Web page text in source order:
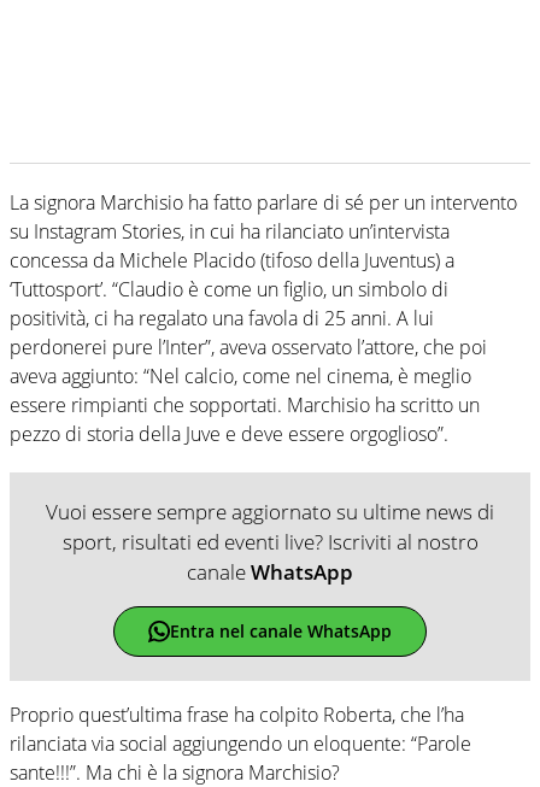
La signora Marchisio ha fatto parlare di sé per un intervento
su Instagram Stories, in cui ha rilanciato un’intervista
concessa da Michele Placido (tifoso della Juventus) a
‘Tuttosport’. “Claudio è come un figlio, un simbolo di
positività, ci ha regalato una favola di 25 anni. A lui
perdonerei pure l’Inter”, aveva osservato l’attore, che poi
aveva aggiunto: “Nel calcio, come nel cinema, è meglio
essere rimpianti che sopportati. Marchisio ha scritto un
pezzo di storia della Juve e deve essere orgoglioso”.
Vuoi essere sempre aggiornato su ultime news di
sport, risultati ed eventi live? Iscriviti al nostro
canaleWhatsApp
Entra nel canale WhatsApp
Proprio quest’ultima frase ha colpito Roberta, che l’ha
rilanciata via social aggiungendo un eloquente: “Parole
sante!!!”. Ma chi è la signora Marchisio?